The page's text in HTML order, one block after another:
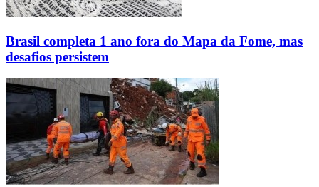
Brasil completa 1 ano fora do Mapa da Fome, mas
desafios persistem